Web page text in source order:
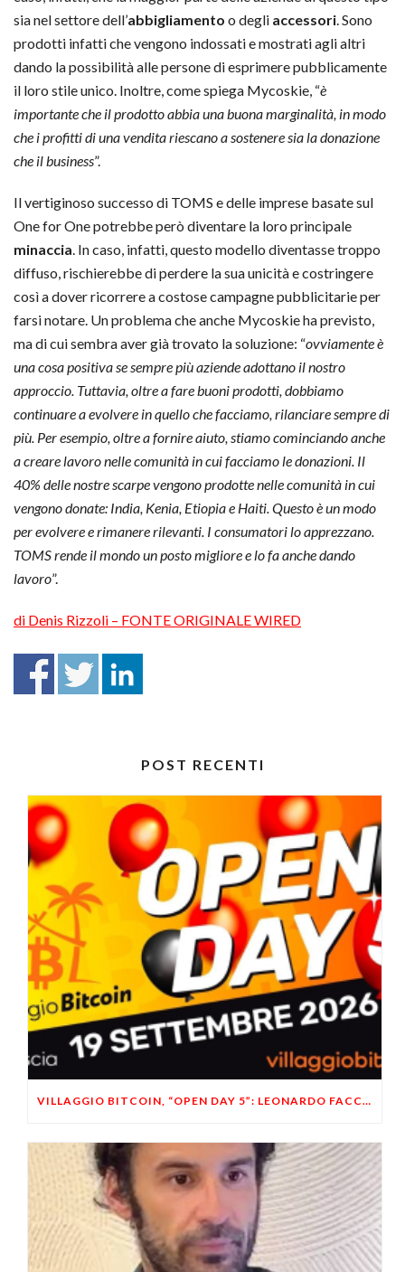
sia nel settore dell’abbigliamento o degli accessori. Sono
prodotti infatti che vengono indossati e mostrati agli altri
dando la possibilità alle persone di esprimere pubblicamente
il loro stile unico. Inoltre, come spiega Mycoskie, “è
importante che il prodotto abbia una buona marginalità, in modo
che i profitti di una vendita riescano a sostenere sia la donazione
che il business”.
Il vertiginoso successo di TOMS e delle imprese basate sul
One for One potrebbe però diventare la loro principale
minaccia. In caso, infatti, questo modello diventasse troppo
diffuso, rischierebbe di perdere la sua unicità e costringere
così a dover ricorrere a costose campagne pubblicitarie per
farsi notare. Un problema che anche Mycoskie ha previsto,
ma di cui sembra aver già trovato la soluzione: “ovviamente è
una cosa positiva se sempre più aziende adottano il nostro
approccio. Tuttavia, oltre a fare buoni prodotti, dobbiamo
continuare a evolvere in quello che facciamo, rilanciare sempre di
più. Per esempio, oltre a fornire aiuto, stiamo cominciando anche
a creare lavoro nelle comunità in cui facciamo le donazioni. Il
40% delle nostre scarpe vengono prodotte nelle comunità in cui
vengono donate: India, Kenia, Etiopia e Haiti. Questo è un modo
per evolvere e rimanere rilevanti. I consumatori lo apprezzano.
TOMS rende il mondo un posto migliore e lo fa anche dando
lavoro”.
di Denis Rizzoli – FONTE ORIGINALE WIRED
POST RECENTI
VILLAGGIO BITCOIN, “OPEN DAY 5”: LEONARDO FACCO OSPITE A BRESCIA